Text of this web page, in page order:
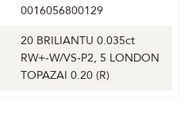
0016056800129
20 BRILIANTU 0.035ct
RW+-W/VS-P2, 5 LONDON
TOPAZAI 0.20 (R)